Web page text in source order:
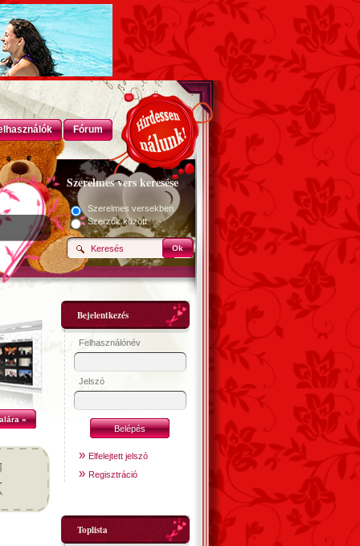
Fórum
Szerelmes vers keresése
Szerelmes versekben
Szerzők között
Ok
»
Bejelentkezés
Felhasználónév
Jelszó
» Elfelejtett jelszó
» Regisztráció
Toplista